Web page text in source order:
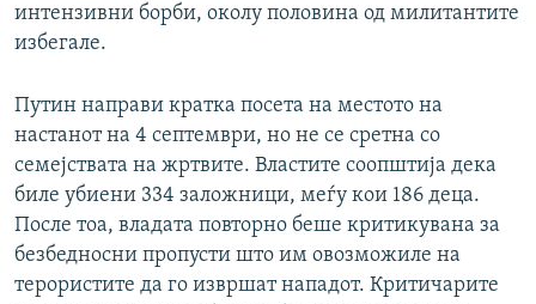
интензивни борби, околу половина од милитантите
избегале.
Путин направи кратка посета на местото на
настанот на 4 септември, но не се сретна со
семејствата на жртвите. Властите соопштија дека
биле убиени 334 заложници, меѓу кои 186 деца.
После тоа, владата повторно беше критикувана за
безбедносни пропусти што им овозможиле на
терористите да го извршат нападот. Критичарите